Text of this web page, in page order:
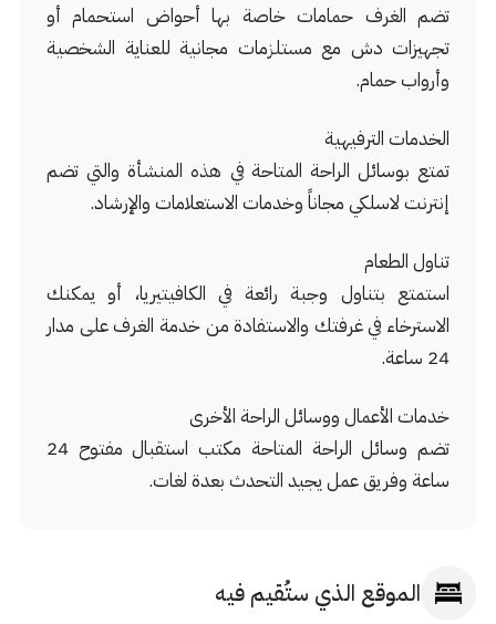
تضم الغرف حمامات خاصة بها أحواض استحمام أو
تجهيزات دش مع مستلزمات مجانية للعناية الشخصية
وأرواب حمام.
الخدمات الترفيهية
تمتع بوسائل الراحة المتاحة في هذه المنشأة والتي تضم
إنترنت لاسلكي مجاناً وخدمات الاستعلامات والإرشاد.
تناول الطعام
استمتع بتناول وجبة رائعة في الكافيتيريا، أو يمكنك
الاسترخاء في غرفتك والاستفادة من خدمة الغرف على مدار
24 ساعة.
خدمات الأعمال ووسائل الراحة الأخرى
تضم وسائل الراحة المتاحة مكتب استقبال مفتوح 24
ساعة وفريق عمل يجيد التحدث بعدة لغات.
الموقع الذي ستُقيم فيه